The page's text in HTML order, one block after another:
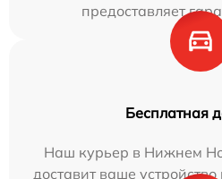
предоставляет
Бесплатная
Наш курьер в Нижнем
доставит ваше